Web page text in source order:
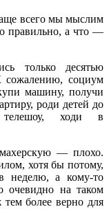
всего мы мыслим
правильно, а что —
только десятью
социум
машину, получи
роди детей до
ходи в
— плохо.
хотя бы потому,
неделю, а кому-то
очевидно на таком
более верно для